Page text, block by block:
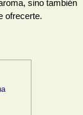
sino también
ofrecerte.